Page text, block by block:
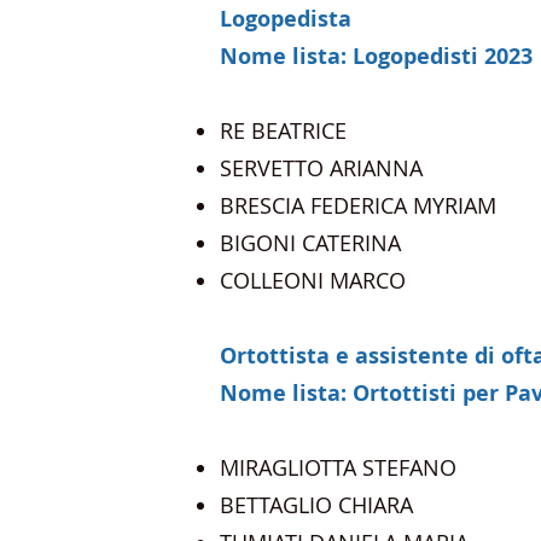
Logopedista
Nome lista: Logopedisti 2023
RE BEATRICE
SERVETTO ARIANNA
BRESCIA FEDERICA MYRIAM
BIGONI CATERINA
COLLEONI MARCO
Ortottista e assistente di
Nome lista: Ortottisti per
MIRAGLIOTTA STEFANO
BETTAGLIO CHIARA